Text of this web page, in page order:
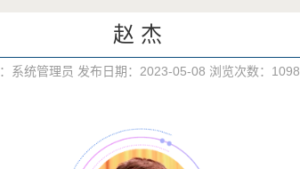
赵 杰
系统管理员 发布日期：2023-05-08 浏览次数： 1098